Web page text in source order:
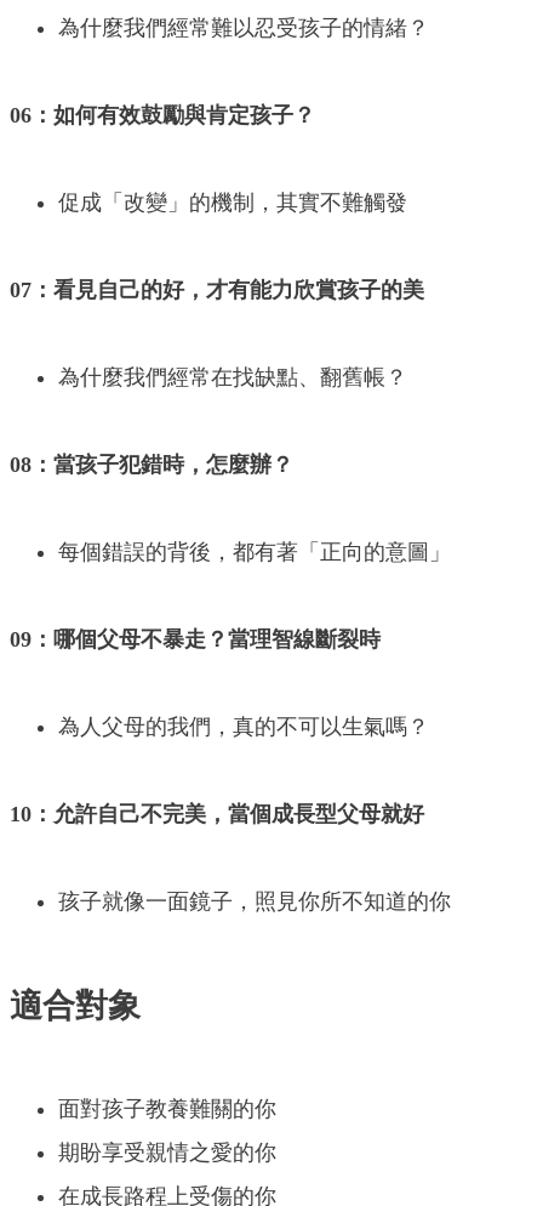
為什麼我們經常難以忍受孩子的情緒？
06：如何有效鼓勵與肯定孩子？
促成「改變」的機制，其實不難觸發
07：看見自己的好，才有能力欣賞孩子的美
為什麼我們經常在找缺點、翻舊帳？
08：當孩子犯錯時，怎麼辦？
每個錯誤的背後，都有著「正向的意圖」
09：哪個父母不暴走？當理智線斷裂時
為人父母的我們，真的不可以生氣嗎？
10：允許自己不完美，當個成長型父母就好
孩子就像一面鏡子，照見你所不知道的你
適合對象
面對孩子教養難關的你
期盼享受親情之愛的你
在成長路程上受傷的你